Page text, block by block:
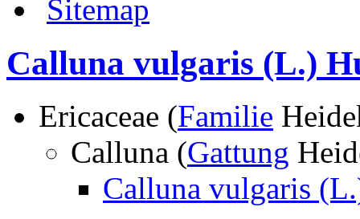
Sitemap
Calluna vulgaris (L.)
Ericaceae (Familie
Calluna (Gattung
Calluna vulgaris